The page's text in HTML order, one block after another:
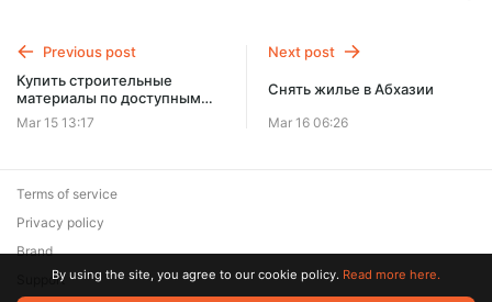
Previous post
Купить строительные
материалы по доступным
ценам в Москве
Mar 15 13:17
Next post
Снять жилье в Абхазии
Mar 16 06:26
Terms of service
Privacy policy
Brand
SupportBy using the site, you agree to our cookie policy. Read more here.